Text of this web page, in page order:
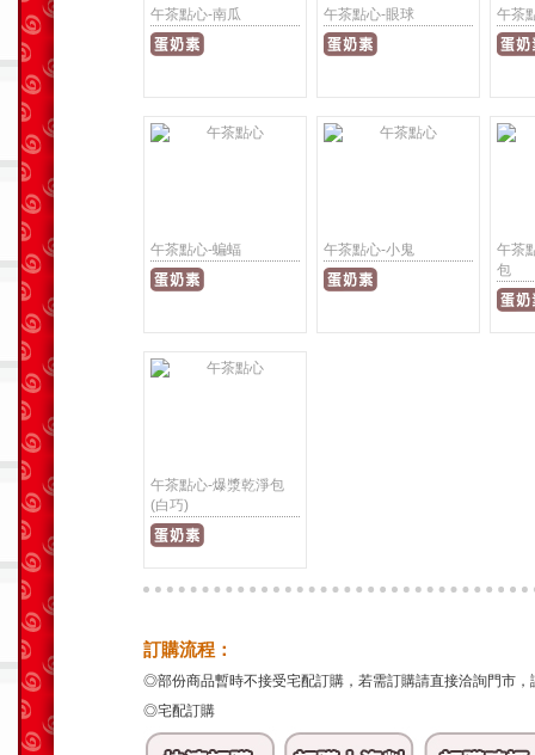
午茶點心-南瓜 午茶點心-眼球 午茶
午茶點心-蝙蝠 午茶點心-小鬼
午茶
包
午茶點心-爆漿乾淨包
(白巧)
訂購流程：
◎部份商品暫時不接受宅配訂購，若需訂購請直接洽詢門市，
◎宅配訂購